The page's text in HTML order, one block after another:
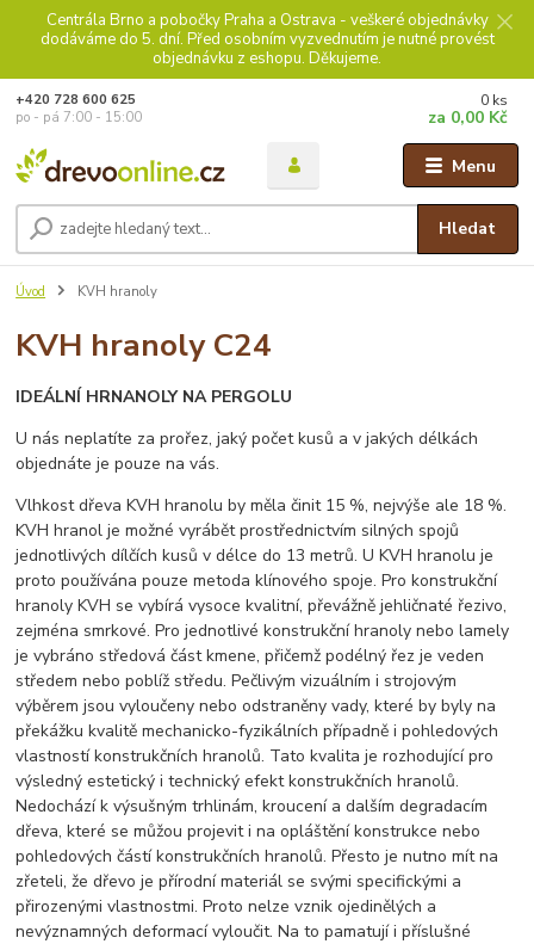
Centrála Brno a pobočky Praha a Ostrava - veškeré objednávky
dodáváme do 5. dní. Před osobním vyzvednutím je nutné provést
objednávku z eshopu. Děkujeme.
Menu
Hledat
+420 728 600 625
po - pá 7:00 - 15:00
0 ks
za 0,00 Kč
Úvod KVH hranoly
KVH hranoly C24
IDEÁLNÍ HRNANOLY NA PERGOLU
U nás neplatíte za prořez, jaký počet kusů a v jakých délkách
objednáte je pouze na vás.
Vlhkost dřeva KVH hranolu by měla činit 15 %, nejvýše ale 18 %.
KVH hranol je možné vyrábět prostřednictvím silných spojů
jednotlivých dílčích kusů v délce do 13 metrů. U KVH hranolu je
proto používána pouze metoda klínového spoje. Pro konstrukční
hranoly KVH se vybírá vysoce kvalitní, převážně jehličnaté řezivo,
zejména smrkové. Pro jednotlivé konstrukční hranoly nebo lamely
je vybráno středová část kmene, přičemž podélný řez je veden
středem nebo poblíž středu. Pečlivým vizuálním i strojovým
výběrem jsou vyloučeny nebo odstraněny vady, které by byly na
překážku kvalitě mechanicko-fyzikálních případně i pohledových
vlastností konstrukčních hranolů. Tato kvalita je rozhodující pro
výsledný estetický i technický efekt konstrukčních hranolů.
Nedochází k výsušným trhlinám, kroucení a dalším degradacím
dřeva, které se můžou projevit i na opláštění konstrukce nebo
pohledových částí konstrukčních hranolů. Přesto je nutno mít na
zřeteli, že dřevo je přírodní materiál se svými specifickými a
přirozenými vlastnostmi. Proto nelze vznik ojedinělých a
nevýznamných deformací vyloučit. Na to pamatují i příslušné